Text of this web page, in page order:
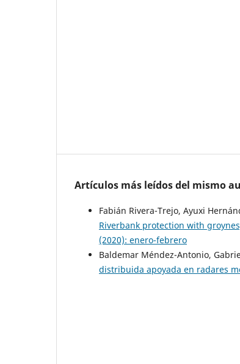
Artículos más leídos del mismo
Fabián Rivera-Trejo, Ayuxi
Riverbank protection with
(2020): enero-febrero
Baldemar Méndez-Antonio,
distribuida apoyada en radares